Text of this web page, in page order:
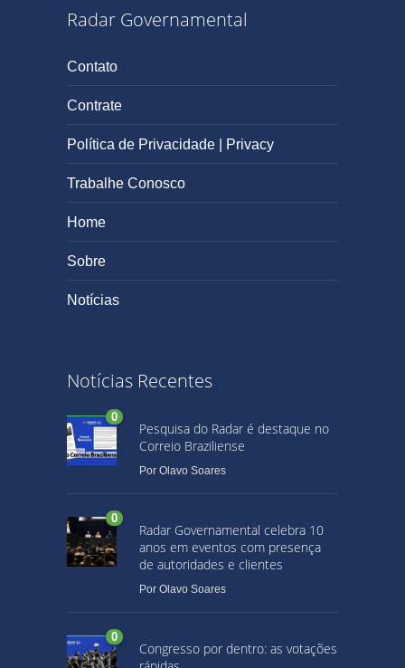
Radar Governamental
Contato
Contrate
Política de Privacidade | Privacy
Trabalhe Conosco
Home
Sobre
Notícias
Notícias Recentes
0
Pesquisa do Radar é destaque no
Correio Braziliense
Por Olavo Soares
0
Radar Governamental celebra 10
anos em eventos com presença
de autoridades e clientes
Por Olavo Soares
0
Congresso por dentro: as votações